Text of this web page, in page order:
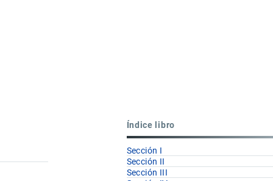
Índice libro
Sección I
Sección II
Sección III